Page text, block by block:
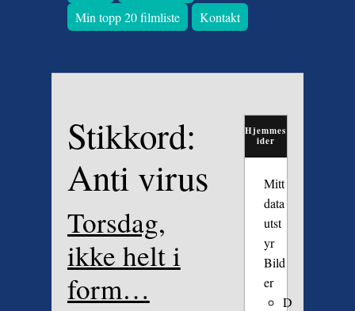
Min topp 20 filmliste
Kontakt
Stikkord:
Anti virus
Torsdag,
ikke helt i
form…
Hjemmes
ider
Mitt
data
utst
yr
Bild
er
D